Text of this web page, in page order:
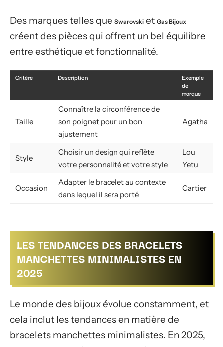
Des marques telles que Swarovski et Gas Bijoux
créent des pièces qui offrent un bel équilibre
entre esthétique et fonctionnalité.
Critère Description
Exemple
de
marque
Taille
Connaître la circonférence de
son poignet pour un bon
ajustement
Agatha
Style
Choisir un design qui reflète
votre personnalité et votre style
Lou
Yetu
Occasion
Adapter le bracelet au contexte
dans lequel il sera porté
Cartier
LES TENDANCES DES BRACELETS
MANCHETTES MINIMALISTES EN
2025
Le monde des bijoux évolue constamment, et
cela inclut les tendances en matière de
bracelets manchettes minimalistes. En 2025,